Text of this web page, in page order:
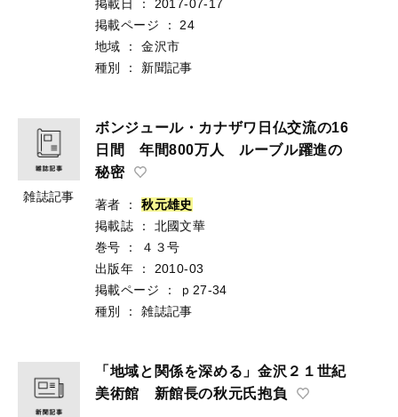
掲載日 ：
2017-07-17
掲載ページ
：
24
地域
：
金沢市
種別
： 新聞記事
雑誌記事
ボンジュール・カナザワ日仏交流の16
日間 年間800万人 ルーブル躍進の
秘密
著者 ： 秋元雄史
掲載誌
：
北國文華
巻号
：
４３号
出版年
：
2010-03
掲載ページ
：
ｐ27-34
種別
： 雑誌記事
「地域と関係を深める」金沢２１世紀
美術館 新館長の秋元氏抱負